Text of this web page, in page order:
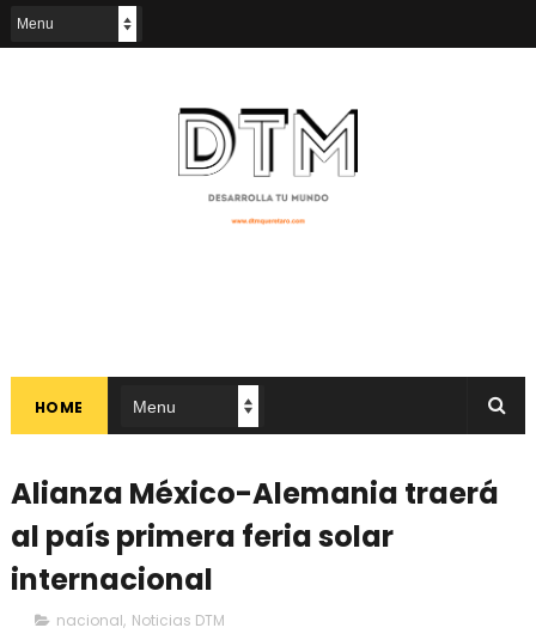
HOME
Alianza México-Alemania traerá
al país primera feria solar
internacional
nacional, Noticias DTM